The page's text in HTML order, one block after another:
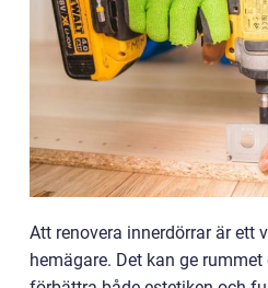
Att renovera innerdörrar är ett
hemägare. Det kan ge